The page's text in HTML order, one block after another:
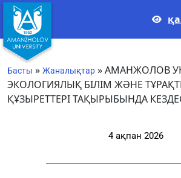
Басты » Жаналықтар »АМАНЖОЛОВ
ЭКОЛОГИЯЛЫҚ БІЛІМ ЖӘНЕ
ҚҰЗЫРЕТТЕРІ ТАҚЫРЫБЫНДА
4 ақпан 2026